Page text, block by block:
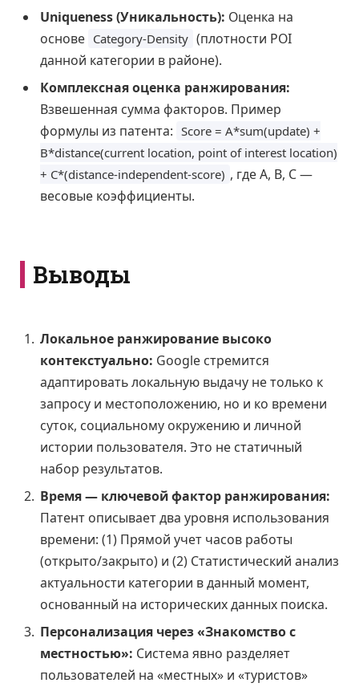
Uniqueness (Уникальность): Оценка на
основе Category-Density (плотности POI
данной категории в районе).
Комплексная оценка ранжирования:
Взвешенная сумма факторов. Пример
формулы из патента: Score = A*sum(update) +
B*distance(current location, point of interest location)
+ C*(distance-independent-score) , где A, B, C —
весовые коэффициенты.
Выводы
Локальное ранжирование высоко
контекстуально: Google стремится
адаптировать локальную выдачу не только к
запросу и местоположению, но и ко времени
суток, социальному окружению и личной
истории пользователя. Это не статичный
набор результатов.
Время — ключевой фактор ранжирования:
Патент описывает два уровня использования
времени: (1) Прямой учет часов работы
(открыто/закрыто) и (2) Статистический анализ
актуальности категории в данный момент,
основанный на исторических данных поиска.
Персонализация через «Знакомство с
местностью»: Система явно разделяет
пользователей на «местных» и «туристов»